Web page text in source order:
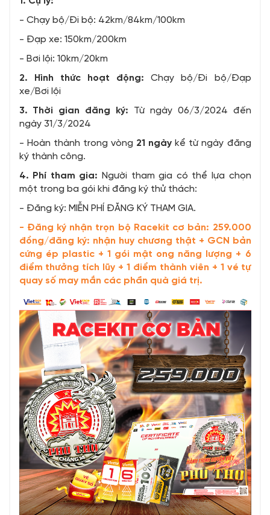
- Chạy bộ/Đi bộ: 42km/84km/100km
- Đạp xe: 150km/200km
- Bơi lội: 10km/20km
2. Hình thức hoạt động:Chạy bộ/Đi bộ/Đạp
xe/Bơi lội
3. Thời gian đăng ký: Từ ngày 06/3/2024 đến
ngày 31/3/2024
- Hoàn thành trong vòng 21 ngày kể từ ngày đăng
ký thành công.
4. Phí tham gia: Người tham gia có thể lựa chọn
một trong ba gói khi đăng ký thử thách:
- Đăng ký: MIỄN PHÍ ĐĂNG KÝ THAM GIA.
- Đăng ký nhận trọn bộ Racekit cơ bản: 259.000
đồng/đăng ký: nhận huy chương thật + GCN bản
cứng ép plastic + 1 gói mật ong năng lượng + 6
điểm thưởng tích lũy + 1 điểm thành viên + 1 vé tự
quay số may mắn các phần quà giá trị.